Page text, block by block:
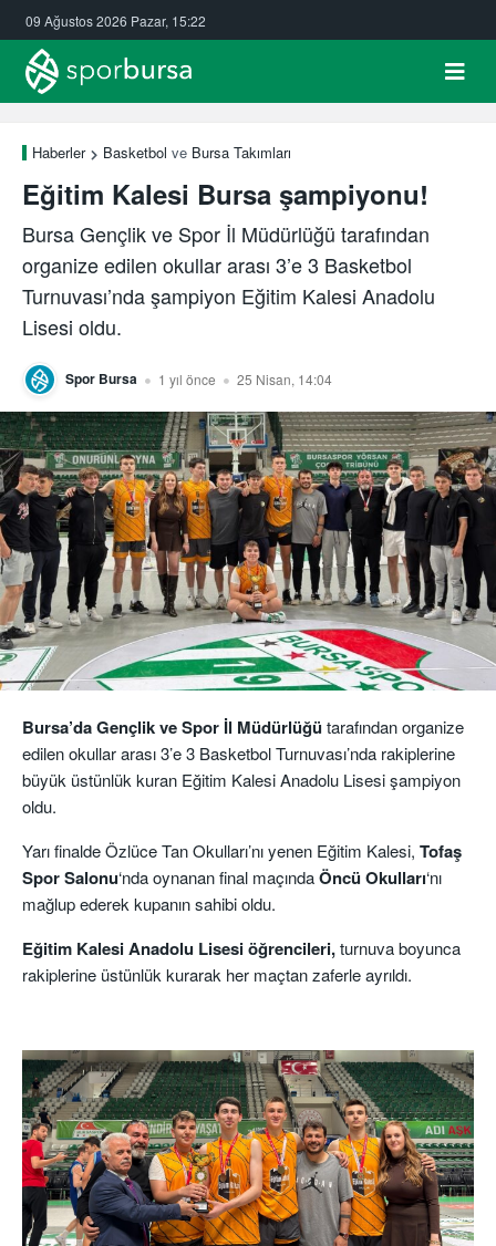
09 Ağustos 2026 Pazar, 15:22
Haberler Basketbol ve Bursa Takımları
Eğitim Kalesi Bursa şampiyonu!
Bursa Gençlik ve Spor İl Müdürlüğü tarafından
organize edilen okullar arası 3’e 3 Basketbol
Turnuvası’nda şampiyon Eğitim Kalesi Anadolu
Lisesi oldu.
Spor Bursa 1 yıl önce 25 Nisan, 14:04
Bursa’da Gençlik ve Spor İl Müdürlüğütarafından organize
edilen okullar arası 3’e 3 Basketbol Turnuvası’nda rakiplerine
büyük üstünlük kuran Eğitim Kalesi Anadolu Lisesi şampiyon
oldu.
Yarı finalde Özlüce Tan Okulları’nı yenen Eğitim Kalesi, Tofaş
Spor Salonu‘nda oynanan final maçındaÖncü Okulları‘nı
mağlup ederek kupanın sahibi oldu.
Eğitim Kalesi Anadolu Lisesi öğrencileri,turnuva boyunca
rakiplerine üstünlük kurarak her maçtan zaferle ayrıldı.